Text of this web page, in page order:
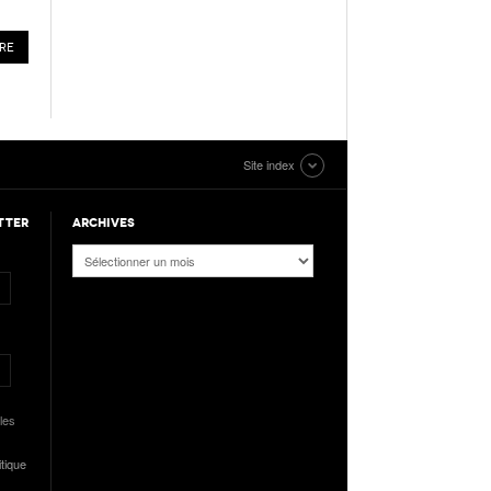
Site index
ARCHIVES
Archives